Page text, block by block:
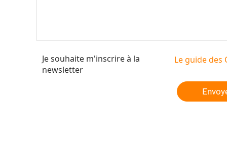
Le guide des
Je souhaite m'inscrire à la
newsletter